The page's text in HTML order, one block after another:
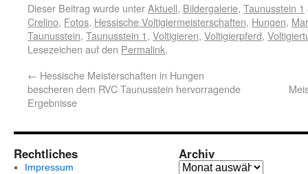
Dieser Beitrag wurde unterAktuell, Bildergalerie, Taunusstein 1
Crelino, Fotos, Hessische Voltigiermeisterschaften, Hungen,
Taunusstein, Taunusstein 1, Voltigieren, Voltigierpferd,
Lesezeichen auf den Permalink.
← Hessische Meisterschaften in Hungen
bescheren dem RVC Taunusstein hervorragende
Ergebnisse
Rechtliches
Impressum
Archiv